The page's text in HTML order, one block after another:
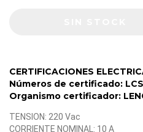
CERTIFICACIONES
Números de certificado:
Organismo certificador:
TENSION: 220 Vac
CORRIENTE NOMINAL: 10 A